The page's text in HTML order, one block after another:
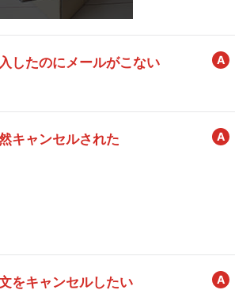
したのにメールがこない
キャンセルされた
をキャンセルしたい